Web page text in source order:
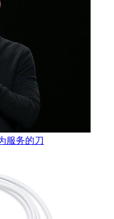
服务的刀